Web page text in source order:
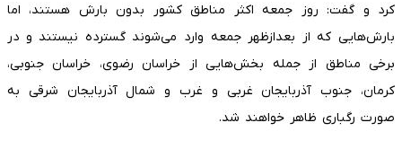
کرد و گفت: روز جمعه اکثر مناطق کشور بدون بارش هستند، اما
بارش‌هایی که از بعدازظهر جمعه وارد می‌شوند گسترده نیستند و در
برخی مناطق از جمله بخش‌هایی از خراسان رضوی، خراسان جنوبی،
کرمان، جنوب آذربایجان غربی و غرب و شمال آذربایجان شرقی به
صورت رگباری ظاهر خواهند شد.